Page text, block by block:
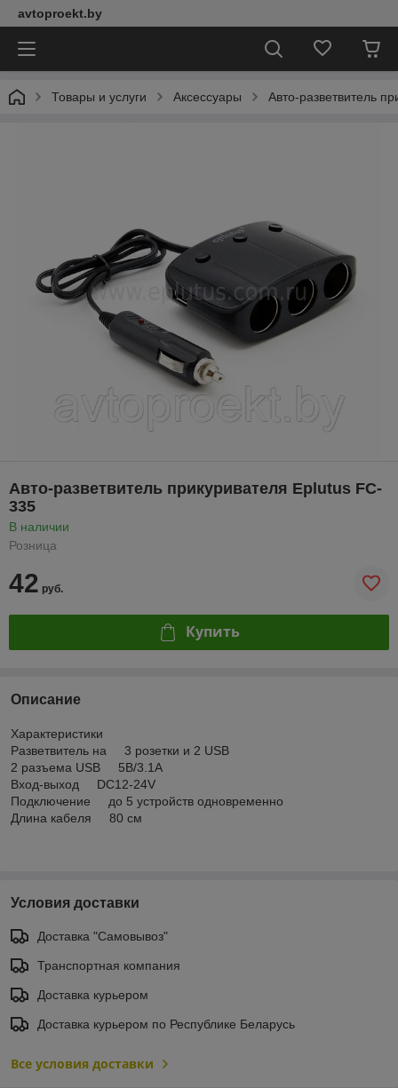
avtoproekt.by
Товары и услуги Аксессуары Авто-разветвитель
Авто-разветвитель прикуривателя Eplutus FC-
335
В наличии
Розница
42 руб.
Купить
Описание
Характеристики
Разветвитель на 3 розетки и 2 USB
2 разъема USВ 5В/3.1А
Вход-выход DС12-24V
Подключение до 5 устройств одновременно
Длина кабеля 80 см
Условия доставки
Доставка "Самовывоз"
Транспортная компания
Доставка курьером
Доставка курьером по Республике Беларусь
Все условия доставки